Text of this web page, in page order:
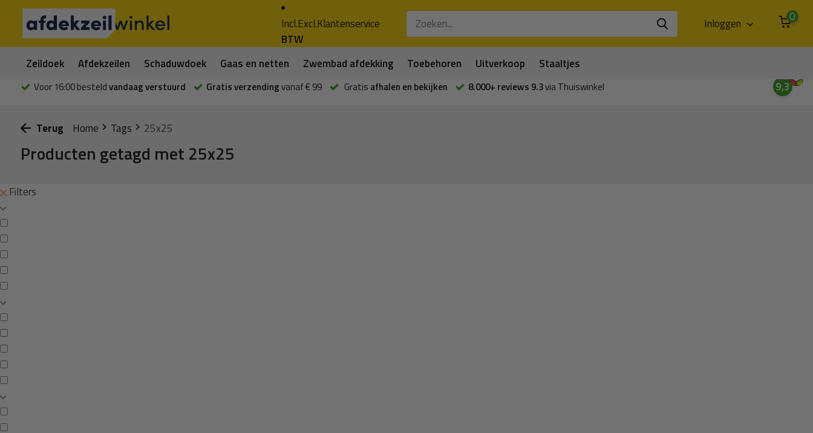
Incl.Excl.
BTW
Klantenservice Inloggen 0
Zeildoek Afdekzeilen Schaduwdoek Gaas en netten Zwembad afdekking Toebehoren Uitverkoop Staaltjes
Voor 16:00 besteldvandaag verstuurd Gratis verzendingvanaf € 99 Gratis afhalen en bekijken 8.000+ reviews 9.3via Thuiswinkel 9,3
Terug Home Tags 25x25
Producten getagd met 25x25
Filters